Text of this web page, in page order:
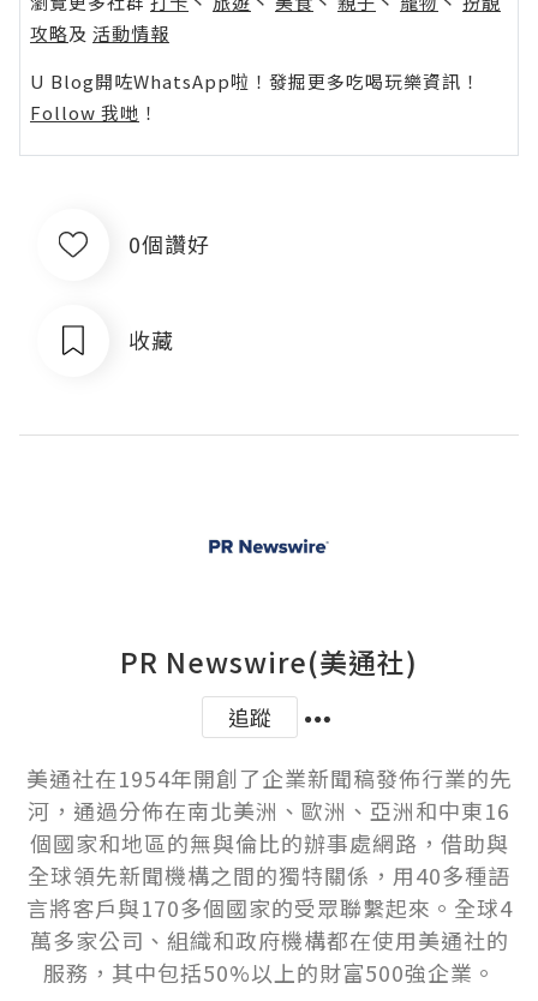
攻略及 活動情報
U Blog開咗WhatsApp啦！發掘更多吃喝玩樂資訊！
Follow 我哋 ！
0個讚好
收藏
PR Newswire(美通社)
追蹤
美通社在1954年開創了企業新聞稿發佈行業的先
河，通過分佈在南北美洲、歐洲、亞洲和中東16
個國家和地區的無與倫比的辦事處網路，借助與
全球領先新聞機構之間的獨特關係，用40多種語
言將客戶與170多個國家的受眾聯繫起來。全球4
萬多家公司、組織和政府機構都在使用美通社的
服務，其中包括50%以上的財富500強企業。